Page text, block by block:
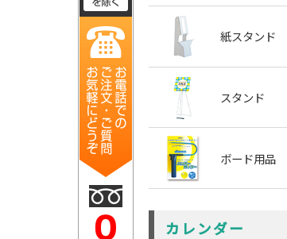
紙スタンド
スタンド
ボード用品
カレンダー